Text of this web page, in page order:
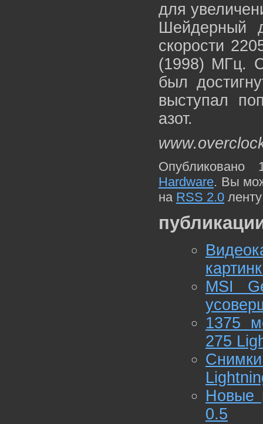
для
Шейдерный
скорости
(1998) МГц.
был
выступал
азот.
Hardware. Вы
на RSS 2.0
MSI
1375
275
Новые
0.5